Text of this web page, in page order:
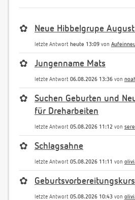
✿ Neue Hibbelgrupe
letzte Antwort heute 13:09 von
✿ Jungenname Mats
letzte Antwort 06.08.2026 13:36 von
✿
Suchen Geburten und
für Dreharbeiten
letzte Antwort 05.08.2026 11:12 von
✿ Schlagsahne
letzte Antwort 05.08.2026 11:11 von
✿ Geburtsvorbereitungskurs
letzte Antwort 05.08.2026 10:43 von